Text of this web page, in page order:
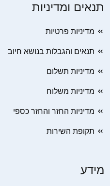
תנאים ומדיניות
מדיניות פרטיות
תנאים והגבלות בנושא חיוב
מדיניות תשלום
מדיניות משלוח
מדיניות החזר והחזר כספי
תקופת השירות
מידע